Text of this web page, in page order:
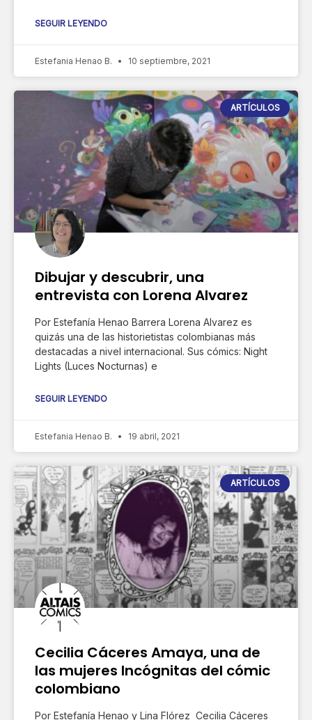
SEGUIR LEYENDO
Estefania Henao B. 10 septiembre, 2021
ARTÍCULOS
Dibujar y descubrir, una
entrevista con Lorena Alvarez
Por Estefanía Henao Barrera Lorena Alvarez es
quizás una de las historietistas colombianas más
destacadas a nivel internacional. Sus cómics: Night
Lights (Luces Nocturnas) e
SEGUIR LEYENDO
Estefania Henao B. 19 abril, 2021
ARTÍCULOS
Cecilia Cáceres Amaya, una de
las mujeres Incógnitas del cómic
colombiano
Por Estefanía Henao y Lina Flórez Cecilia Cáceres